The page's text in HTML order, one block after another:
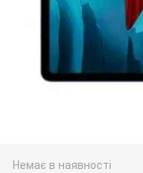
Немає в наявності